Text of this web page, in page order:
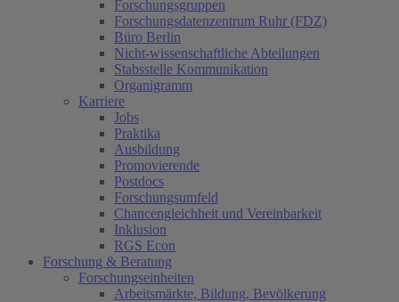
Forschungsgruppen
Forschungsdatenzentrum Ruhr (FDZ)
Büro Berlin
Nicht-wissenschaftliche Abteilungen
Stabsstelle Kommunikation
Organigramm
Karriere
Jobs
Praktika
Ausbildung
Promovierende
Postdocs
Forschungsumfeld
Chancengleichheit und Vereinbarkeit
Inklusion
RGS Econ
Forschung & Beratung
Forschungseinheiten
Arbeitsmärkte, Bildung, Bevölkerung